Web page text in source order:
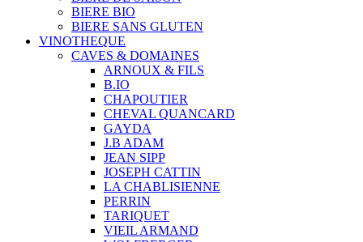
BIERE BIO
BIERE SANS GLUTEN
VINOTHEQUE
CAVES & DOMAINES
ARNOUX & FILS
B.IO
CHAPOUTIER
CHEVAL QUANCARD
GAYDA
J.B ADAM
JEAN SIPP
JOSEPH CATTIN
LA CHABLISIENNE
PERRIN
TARIQUET
VIEIL ARMAND